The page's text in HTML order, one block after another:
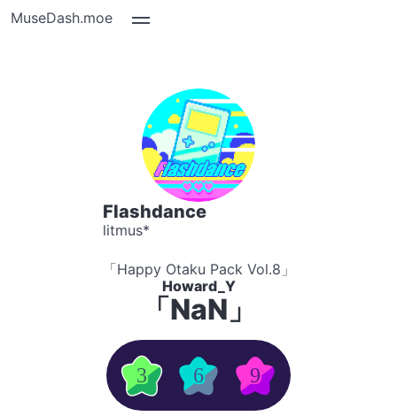
MuseDash.moe
Flashdance
litmus*
「Happy Otaku Pack Vol.8」
Howard_Y
「NaN」
3 6 9